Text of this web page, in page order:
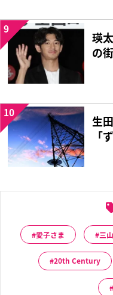
瑛
の
9
生
「
10
愛子さま 三
20th Century